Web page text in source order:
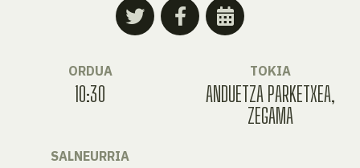
ORDUA
10:30
TOKIA
ANDUETZA PARKETXEA,
ZEGAMA
SALNEURRIA